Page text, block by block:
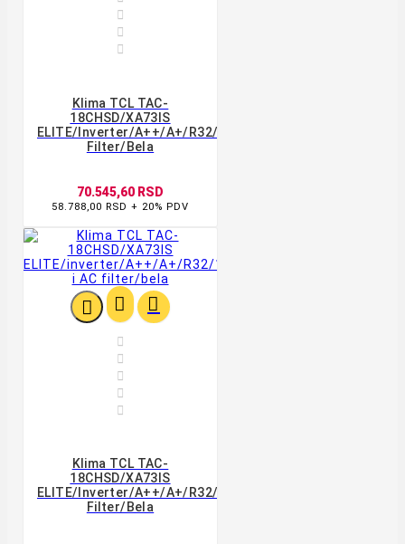



Klima TCL TAC-
18CHSD/XA73IS
ELITE/inverter/A++/A+/R32/18000BTU/WiFi/4D/AB
Filter/bela
70.545,60 RSD
58.788,00 RSD + 20% PDV
  





Klima TCL TAC-
18CHSD/XA73IS
ELITE/inverter/A++/A+/R32/18000BTU/WiFi/4D/AB
Filter/bela